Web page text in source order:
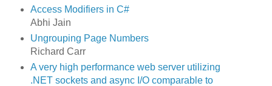
Access Modifiers in C#
Abhi Jain
Ungrouping Page Numbers
Richard Carr
A very high performance web server utilizing
.NET sockets and async I/O comparable to